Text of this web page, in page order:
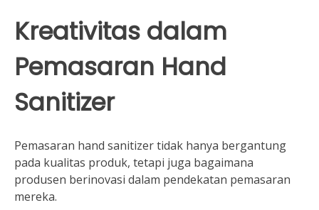
Kreativitas dalam
Pemasaran Hand
Sanitizer
Pemasaran hand sanitizer tidak hanya bergantung
pada kualitas produk, tetapi juga bagaimana
produsen berinovasi dalam pendekatan pemasaran
mereka.